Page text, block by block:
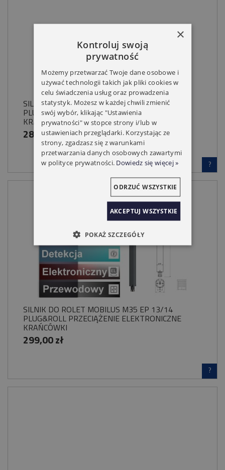
SILNIK DO ROLET MOBILUS M45 EP 10/17
PLUG&ROLL PRZECIĄŻENIE ELEKTRONICZNE
KRAŃCÓWKI
288,00 zł
?
SILNIK DO ROLET MOBILUS M35 EP 13/14
PLUG&ROLL PRZECIĄŻENIE ELEKTRONICZNE
KRAŃCÓWKI
299,00 zł
?
×
Kontroluj swoją
prywatność
Możemy przetwarzać Twoje dane osobowe i
używać technologii takich jak pliki cookies w
celu świadczenia usług oraz prowadzenia
statystyk. Możesz w każdej chwili zmienić
swój wybór, klikając "Ustawienia
prywatności" w stopce strony i/lub w
ustawieniach przeglądarki. Korzystając ze
strony, zgadzasz się z warunkami
przetwarzania danych osobowych zawartymi
w polityce prywatności. Dowiedz się więcej »
AKCEPTUJ WSZYSTKIE
ODRZUĆ WSZYSTKIE
POKAŻ SZCZEGÓŁY